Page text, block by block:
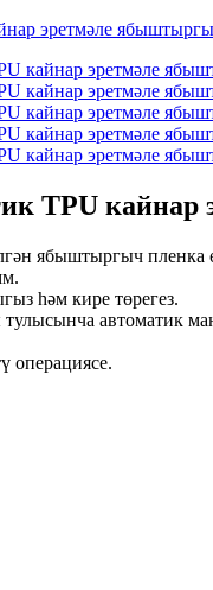
TPU
ябыштыргыч
һәм кире төрегез.
автоматик
операциясе.